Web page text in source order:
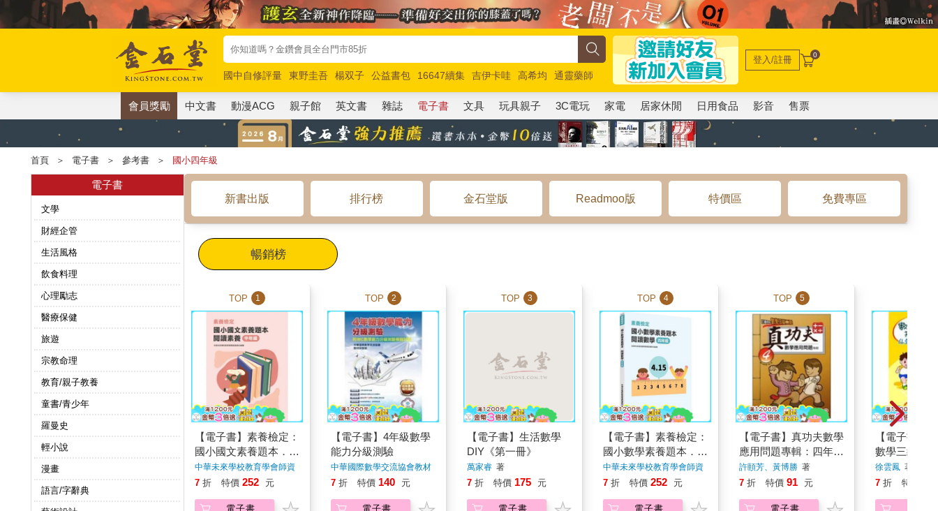
國中自修評量 東野圭吾 楊双子 公益書包 16647續集 吉伊卡哇 高希均
通靈藥師
唯紅花綻放
奧德賽 路邊攤新作 馬斯克 玩具總動員5 超慢跑
登入/註冊 0
會員獎勵 中文書 動漫ACG 親子館 英文書 雜誌 電子書 文具 玩具親子 3C電玩 家電 居家休閒 日用食品 影音 售票
首頁 ＞ 電子書 ＞ 參考書 ＞ 國小四年級
電子書
文學
財經企管
生活風格
飲食料理
心理勵志
醫療保健
旅遊
宗教命理
教育/親子教養
童書/青少年
羅曼史
輕小說
漫畫
語言/字辭典
新書出版 排行榜 金石堂版 Readmoo版 特價區 免費專區
暢銷榜
TOP 1
【電子書】素養檢定：
國小國文素養題本．閱
讀素養．中年級
中華未來學校教育學會師資
群著
7 折 特價 252 元
電子書
TOP 2
【電子書】4年級數學
能力分級測驗
中華國際數學交流協會教材
研發組
著
7 折 特價 140 元
電子書
TOP 3
【電子書】生活數學
DIY《第一冊》
萬家睿 著
7 折 特價 175 元
電子書
TOP 4
【電子書】素養檢定：
國小數學素養題本．閱
讀數學 四年級
中華未來學校教育學會師資
群著
7 折 特價 252 元
電子書
TOP 5
【電子書】真功夫數學
應用問題專輯：四年級
（2）
許頤芳、黃博勝著
7 折 特價 91 元
電子書
【電子書】
數學三級挑
級
徐雲鳳著
7 折 特價